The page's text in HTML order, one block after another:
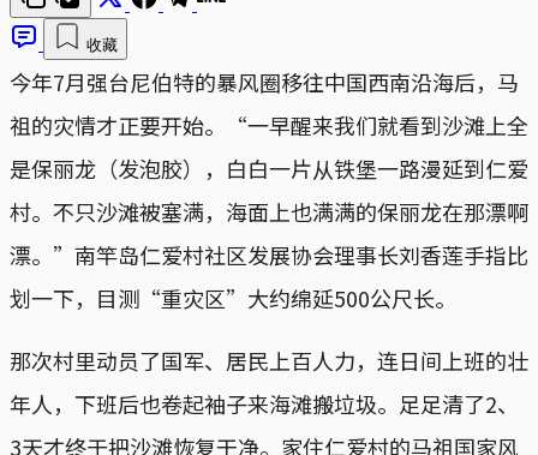
收藏
今年7月强台尼伯特的暴风圈移往中国西南沿海后，马
祖的灾情才正要开始。“一早醒来我们就看到沙滩上全
是保丽龙（发泡胶），白白一片从铁堡一路漫延到仁爱
村。不只沙滩被塞满，海面上也满满的保丽龙在那漂啊
漂。”南竿岛仁爱村社区发展协会理事长刘香莲手指比
划一下，目测“重灾区”大约绵延500公尺长。
那次村里动员了国军、居民上百人力，连日间上班的壮
年人，下班后也卷起袖子来海滩搬垃圾。足足清了2、
3天才终于把沙滩恢复干净。家住仁爱村的马祖国家风